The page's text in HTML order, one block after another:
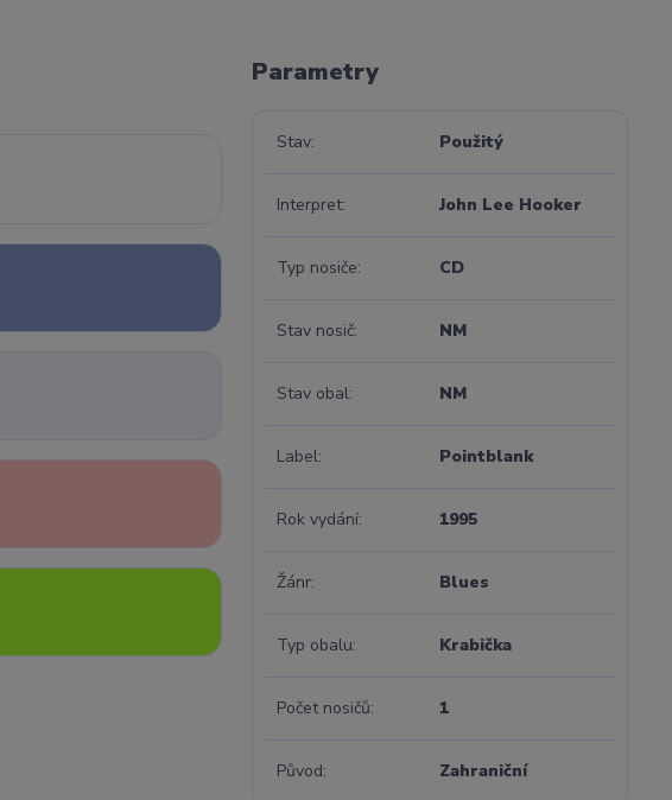
Parametry
Stav Použitý
Interpret John Lee Hooker
Typ nosiče CD
Stav nosič NM
Stav obal NM
Label Pointblank
Rok vydání 1995
Žánr Blues
Typ obalu Krabička
Počet nosičů 1
Původ Zahraniční